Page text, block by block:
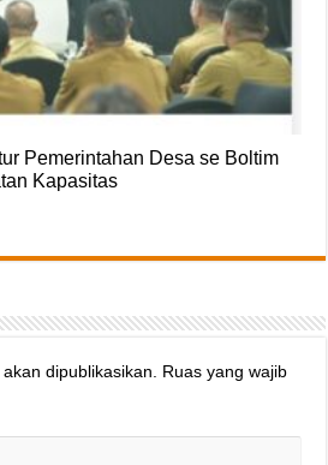
Pemerintahan Desa se Boltim
Kapasitas
dipublikasikan.
Ruas yang wajib